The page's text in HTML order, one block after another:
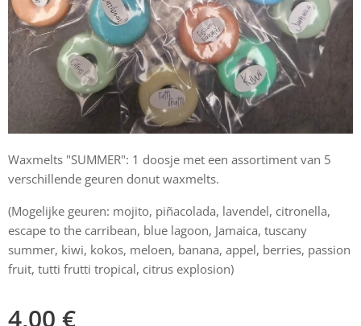
Waxmelts "SUMMER": 1 doosje met een assortiment van 5
verschillende geuren donut waxmelts.
(Mogelijke geuren: mojito, piñacolada, lavendel, citronella,
escape to the carribean, blue lagoon, Jamaica, tuscany
summer, kiwi, kokos, meloen, banana, appel, berries, passion
fruit, tutti frutti tropical, citrus explosion)
4,00 €